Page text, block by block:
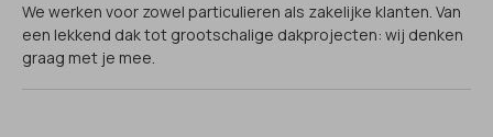
We werken voor zowel particulieren als zakelijke klanten. Van
een lekkend dak tot grootschalige dakprojecten: wij denken
graag met je mee.